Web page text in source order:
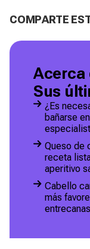
COMPARTE
Acerca
Sus
¿Es
bañarse
Queso de
receta
aperitivo
Cabello
más